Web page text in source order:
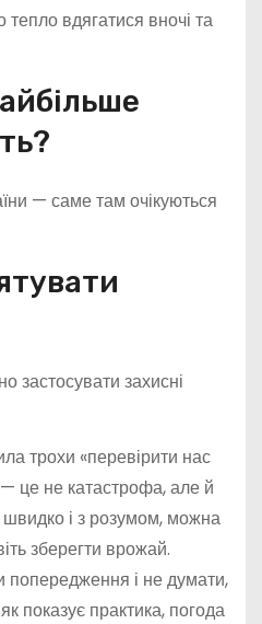
вдягатися вночі та
— саме там очікуються
застосувати захисні
трохи «перевірити нас
це не катастрофа, але й
і з розумом, можна
зберегти врожай.
попередження і не думати,
показує практика, погода